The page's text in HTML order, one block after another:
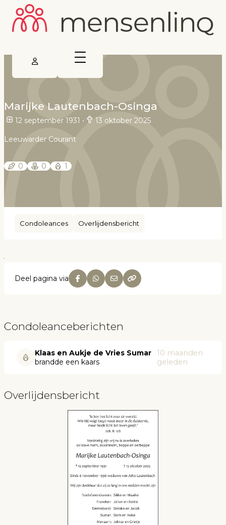
Marijke Lautenbach-Osinga
12 september 1931 • 13 oktober 2025
Leeuwarder Courant
0 0 1
Condoleances Overlijdensbericht
Deel pagina via
Condoleanceberichten
Klaas en Aukje de Vries Sumar
brandde een kaars
10 maanden
geleden
Overlijdensbericht